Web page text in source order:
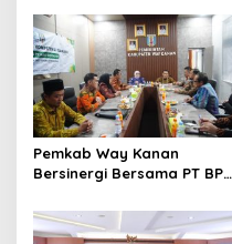
Way Kanan Sisa Masa
Jabatan 2025-2030
Pemkab Way Kanan
Bersinergi Bersama PT BPR
(Perseroda) Gelar Uji
Kompetensi Keahlian